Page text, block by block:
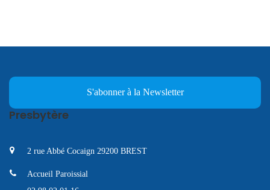
S'abonner à la Newsletter
Presbytère
2 rue Abbé Cocaign 29200 BREST
Accueil Paroissial